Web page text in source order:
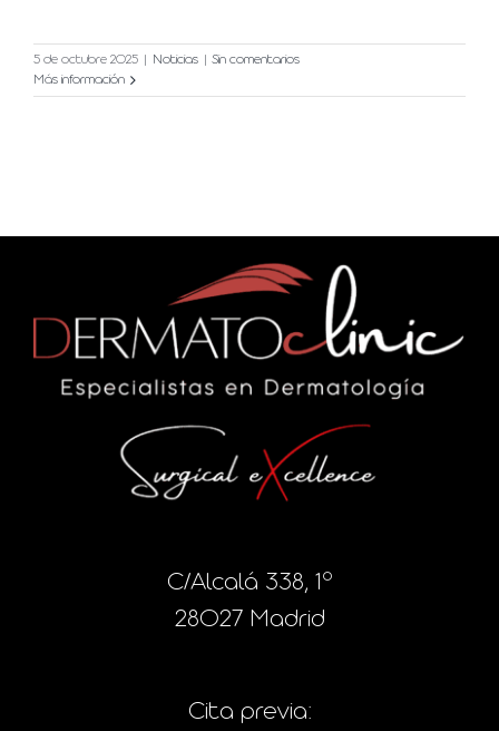
5 de octubre 2025 Noticias
Sin comentarios
Más información
C/Alcalá 338, 1º
28027 Madrid
Cita previa: